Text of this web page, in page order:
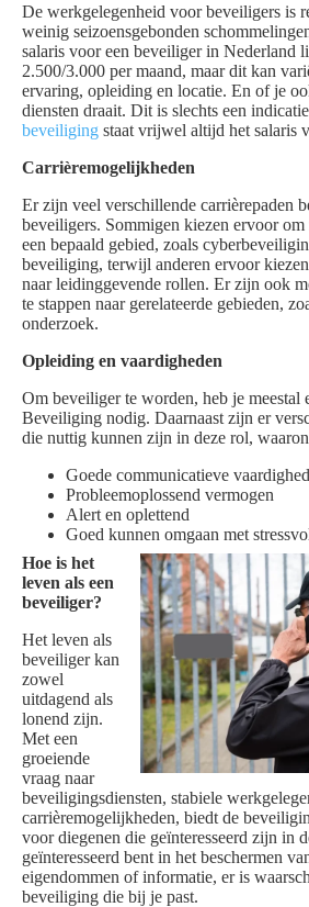
De werkgelegenheid voor beveiligers is
weinig seizoensgebonden
salaris voor een beveiliger in Nederland
2.500/3.000 per maand, maar dit kan
ervaring, opleiding en locatie. En of je
diensten draait. Dit is slechts een
beveiliging staat vrijwel altijd het salaris
Carrièremogelijkheden
Er zijn veel verschillende carrièrepaden
beveiligers. Sommigen kiezen ervoor om
een bepaald gebied, zoals
beveiliging, terwijl anderen ervoor
naar leidinggevende rollen. Er zijn ook
te stappen naar gerelateerde gebieden,
onderzoek.
Opleiding en vaardigheden
Om beveiliger te worden, heb je meestal
Beveiliging nodig. Daarnaast zijn er
die nuttig kunnen zijn in deze rol,
Goede communicatieve
Probleemoplossend vermogen
Alert en oplettend
Goed kunnen omgaan met
Hoe is het
leven als een
beveiliger?
Het leven als
beveiliger kan
zowel
uitdagend als
lonend zijn.
Met een
groeiende
vraag naar
beveiligingsdiensten, stabiele
carrièremogelijkheden, biedt de
voor diegenen die geïnteresseerd zijn in
geïnteresseerd bent in het beschermen
eigendommen of informatie, er is
beveiliging die bij je past.